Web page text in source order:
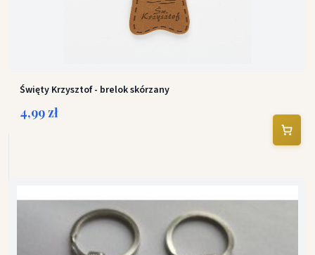
Święty Krzysztof - brelok skórzany
4,99 zł